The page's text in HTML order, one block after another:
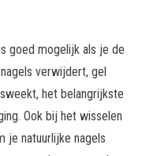
goed mogelijk als je de
verwijdert, gel
het belangrijkste
Ook bij het wisselen
je natuurlijke nagels